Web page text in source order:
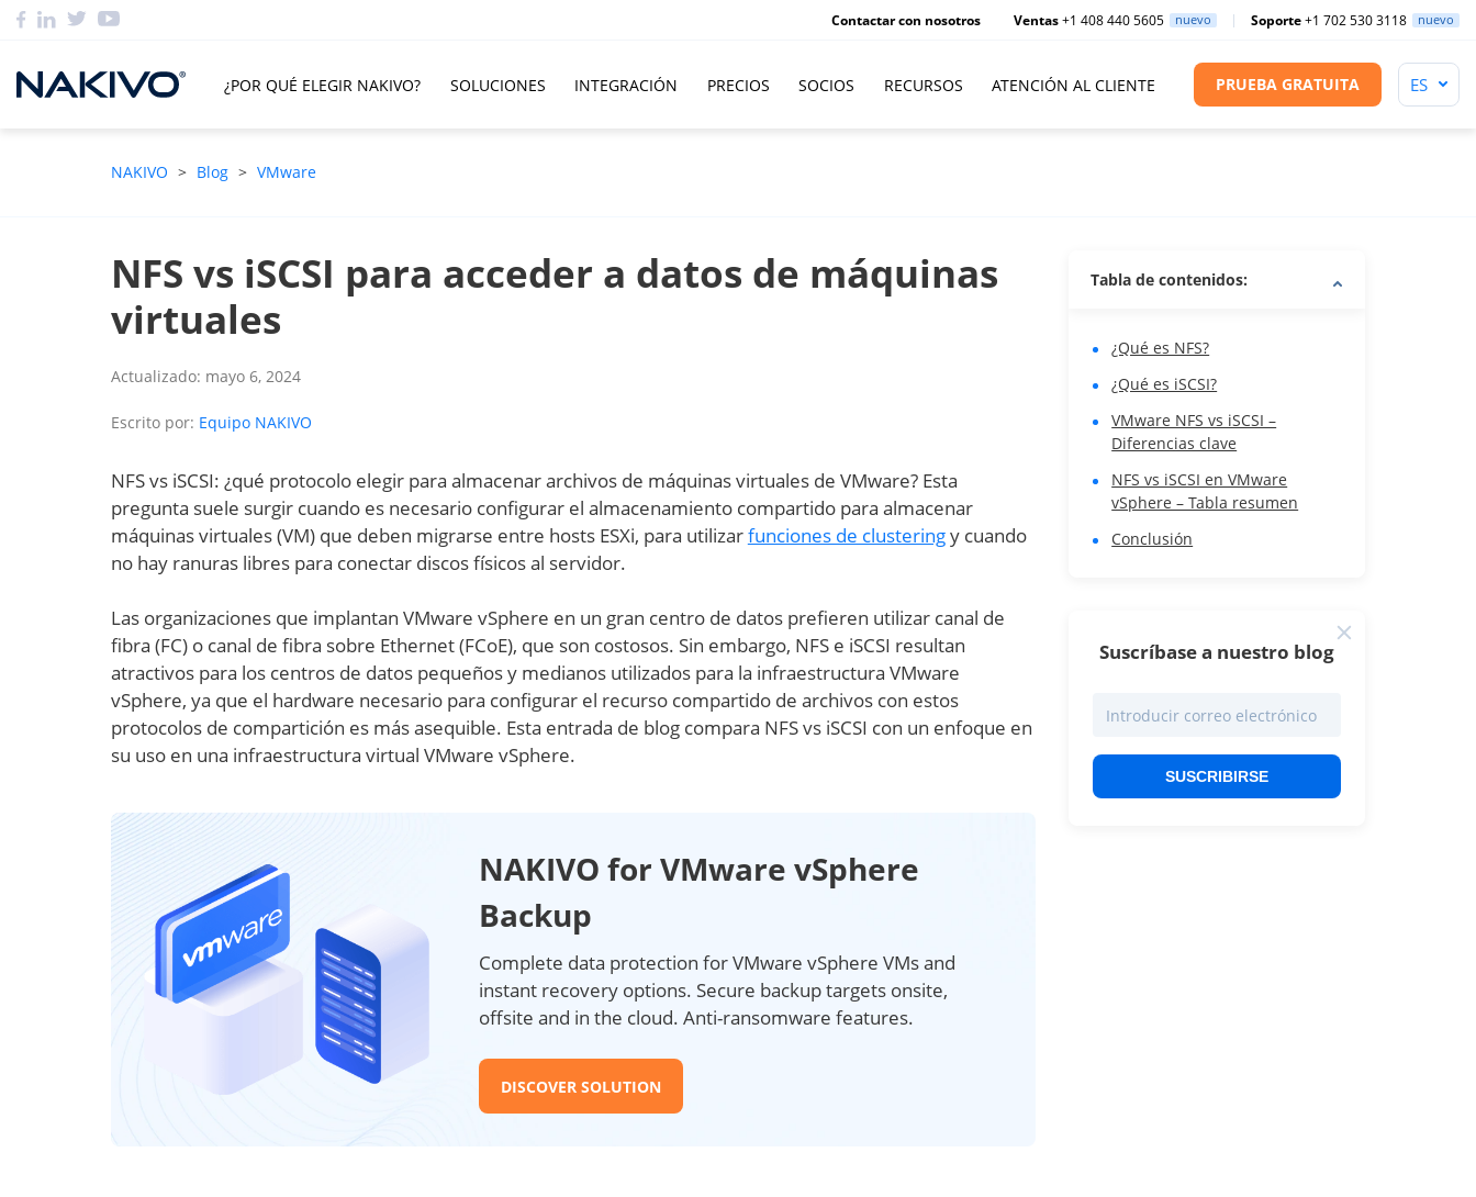
Contactar con nosotros Ventas+1 408 440 5605 nuevo Soporte+1 702 530 3118 nuevo
¿POR QUÉ ELEGIR NAKIVO? SOLUCIONES INTEGRACIÓN PRECIOS SOCIOS RECURSOS ATENCIÓN AL CLIENTE PRUEBA GRATUITA
NAKIVO > Blog > VMware
NFS vs iSCSI para acceder a datos de máquinas
virtuales
Actualizado: mayo 6, 2024
Escrito por: Equipo NAKIVO
NFS vs iSCSI: ¿qué protocolo elegir para almacenar archivos de máquinas virtuales de VMware? Esta
pregunta suele surgir cuando es necesario configurar el almacenamiento compartido para almacenar
máquinas virtuales (VM) que deben migrarse entre hosts ESXi, para utilizarfunciones de clusteringy cuando
no hay ranuras libres para conectar discos físicos al servidor.
Las organizaciones que implantan VMware vSphere en un gran centro de datos prefieren utilizar canal de
fibra (FC) o canal de fibra sobre Ethernet (FCoE), que son costosos. Sin embargo, NFS e iSCSI resultan
atractivos para los centros de datos pequeños y medianos utilizados para la infraestructura VMware
vSphere, ya que el hardware necesario para configurar el recurso compartido de archivos con estos
protocolos de compartición es más asequible. Esta entrada de blog compara NFS vs iSCSI con un enfoque en
su uso en una infraestructura virtual VMware vSphere.
NAKIVO for VMware vSphere
Backup
Complete data protection for VMware vSphere VMs and
instant recovery options. Secure backup targets onsite,
offsite and in the cloud. Anti-ransomware features.
DISCOVER SOLUTION
Tabla de contenidos:
¿Qué es NFS?
¿Qué es iSCSI?
VMware NFS vs iSCSI –
Diferencias clave
NFS vs iSCSI en VMware
vSphere – Tabla resumen
Conclusión
Suscríbase a nuestro blog
SUSCRIBIRSE